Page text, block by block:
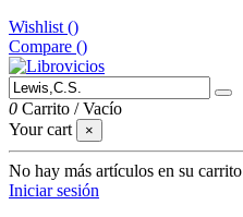
Wishlist ()
Compare ()
0 Carrito /Vacío
Your cart
×
No hay más artículos en su carrito
Iniciar sesión